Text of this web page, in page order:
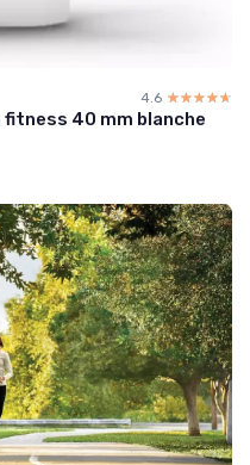
4.6 ☆☆☆☆☆
★★★★★
fitness 40 mm blanche